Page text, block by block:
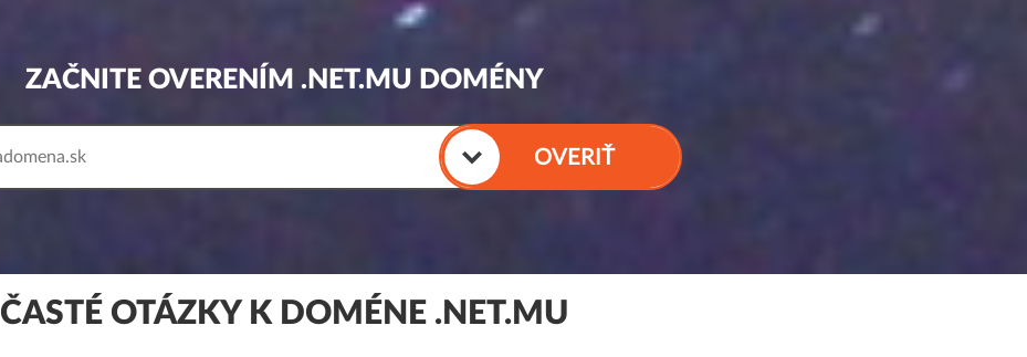
ZAČNITE OVERENÍM .NET.MU DOMÉNY
OVERIŤ
ČASTÉ OTÁZKY K DOMÉNE .NET.MU